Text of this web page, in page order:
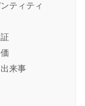
ティティ
来事